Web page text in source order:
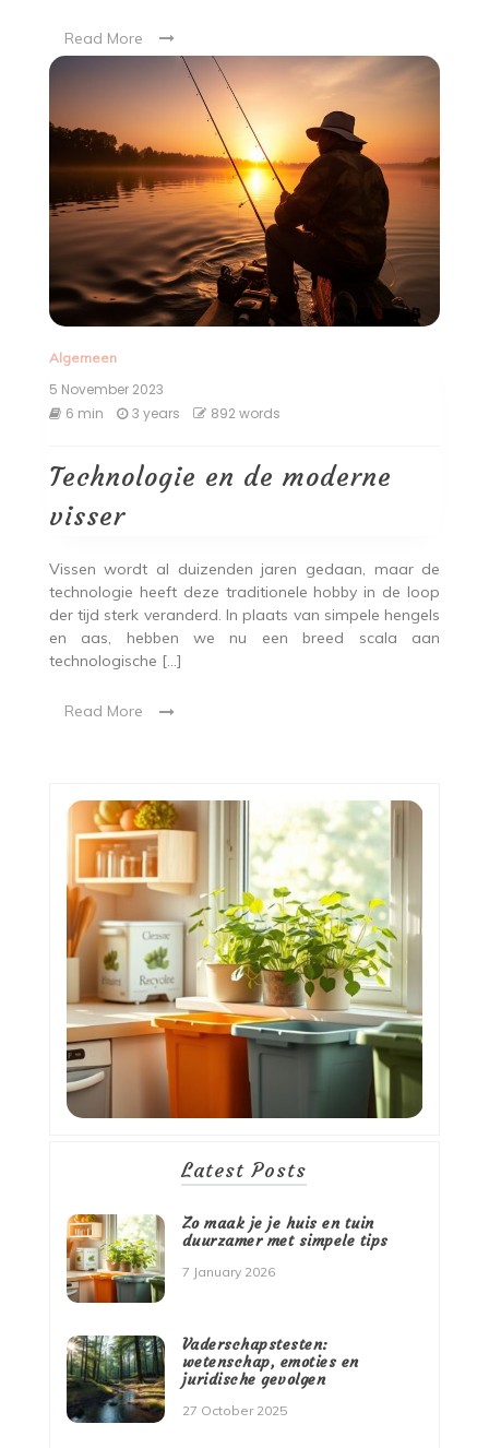
Read More
Algemeen
5 November 2023
6 min
3 years 892 words
Technologie en de moderne
visser
Vissen wordt al duizenden jaren gedaan, maar de
technologie heeft deze traditionele hobby in de loop
der tijd sterk veranderd. In plaats van simpele hengels
en aas, hebben we nu een breed scala aan
technologische […]
Read More
Latest Posts
Zo maak je je huis en tuin
duurzamer met simpele tips
7 January 2026
Vaderschapstesten:
wetenschap, emoties en
juridische gevolgen
27 October 2025